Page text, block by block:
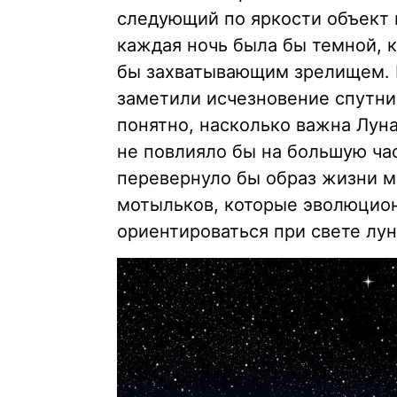
следующий по яркости объект
каждая ночь была бы темной,
бы захватывающим зрелищем.
заметили исчезновение
понятно, насколько важна
не повлияло бы на большую
перевернуло бы образ жизни
мотыльков, которые
ориентироваться при свете